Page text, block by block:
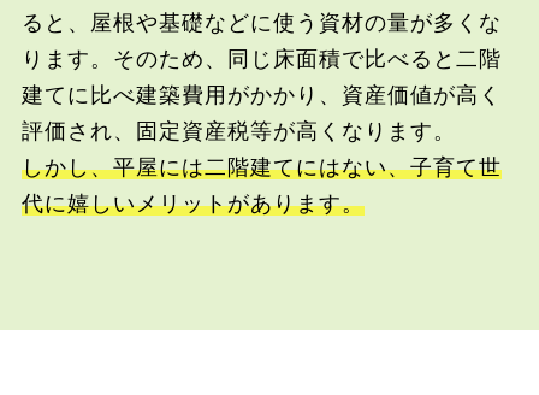
ると、屋根や基礎などに使う資材の量が多くな
ります。そのため、同じ床面積で比べると二階
建てに比べ建築費用がかかり、資産価値が高く
評価され、固定資産税等が高くなります。
しかし、平屋には二階建てにはない、子育て世
代に嬉しいメリットがあります。